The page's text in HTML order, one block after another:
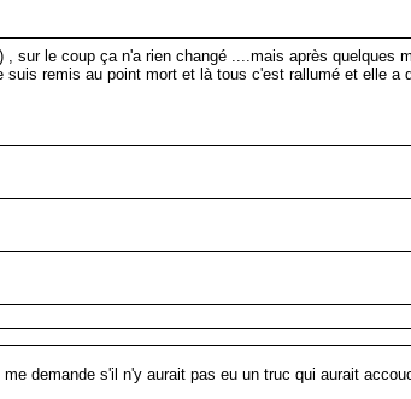
sur le coup ça n'a rien changé ....mais après quelques
remis au point mort et là tous c'est rallumé et elle a
demande s'il n'y aurait pas eu un truc qui aurait